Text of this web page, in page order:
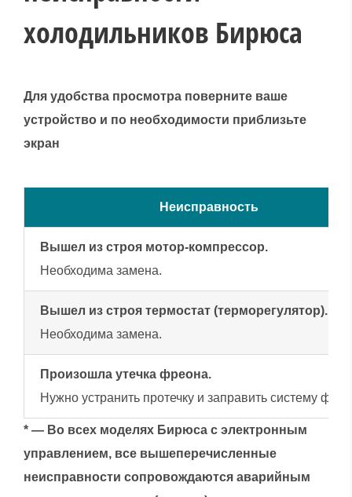
холодильников Бирюса
Для удобства просмотра поверните ваше
устройство и по необходимости приблизьте
экран
Неисправность
Вышел из строя мотор-компрессор.
Необходима замена.
Вышел из строя термостат (терморегулятор).
Необходима замена.
Произошла утечка фреона.
Нужно устранить протечку и заправить систему
* — Во всех моделях Бирюса с электронным
управлением, все вышеперечисленные
неисправности сопровождаются аварийным